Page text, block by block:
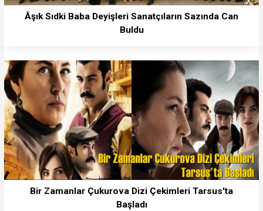
Âşık Sıdki Baba Deyişleri Sanatçıların Sazında Can
Buldu
Bir Zamanlar Çukurova Dizi Çekimleri Tarsus'ta
Başladı